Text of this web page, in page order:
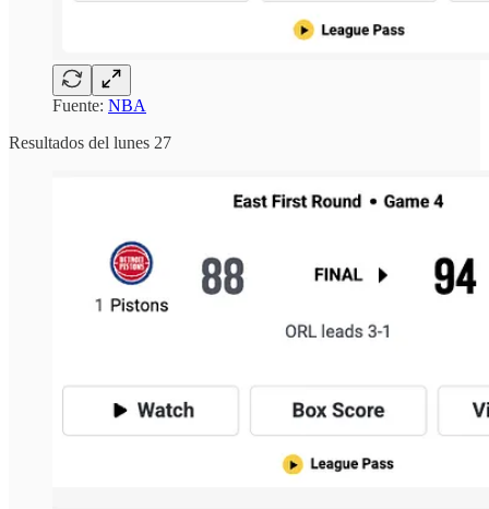
Fuente: NBA
Resultados del lunes 27